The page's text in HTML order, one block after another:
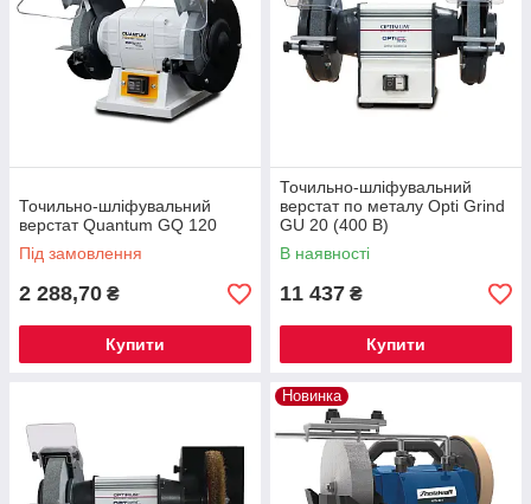
Точильно-шліфувальний
верстат Quantum GQ 120
Під замовлення
2 288,70 ₴
Купити
Точильно-шліфувальний
верстат по металу Opti Grind
GU 20 (400 В)
В наявності
11 437 ₴
Купити
Новинка